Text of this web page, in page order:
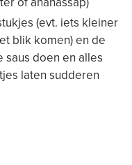
(evt. iets kleiner
blik komen) en de
doen en alles
laten sudderen